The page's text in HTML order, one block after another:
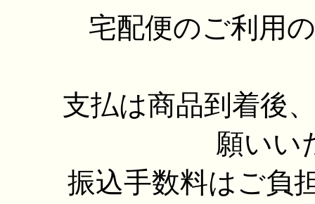
宅配便のご利用
支払は商品到着後
願い
振込手数料はご負